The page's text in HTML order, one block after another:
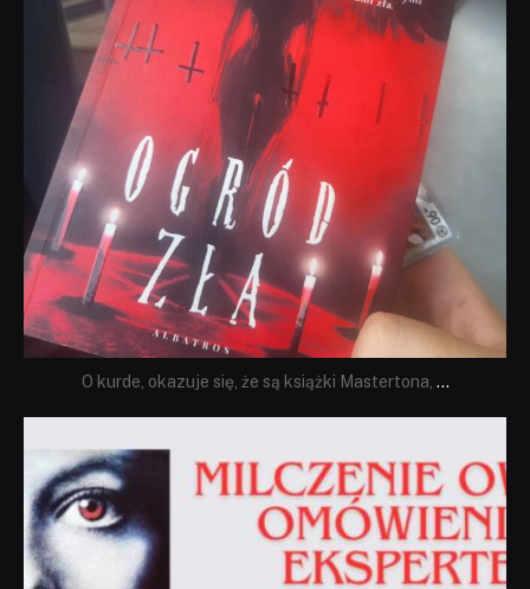
O kurde, okazuje się, że są książki Mastertona, ...